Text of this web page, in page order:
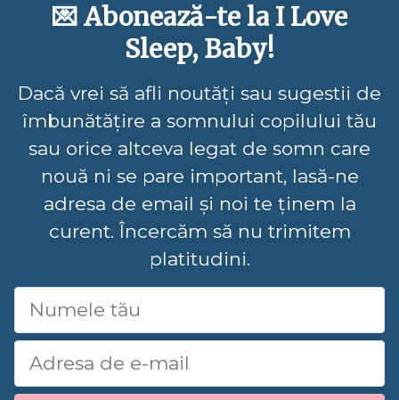
💌 Abonează-te la I Love
Sleep, Baby!
Dacă vrei să afli noutăți sau sugestii de
îmbunătățire a somnului copilului tău
sau orice altceva legat de somn care
nouă ni se pare important, lasă-ne
adresa de email și noi te ținem la
curent. Încercăm să nu trimitem
platitudini.